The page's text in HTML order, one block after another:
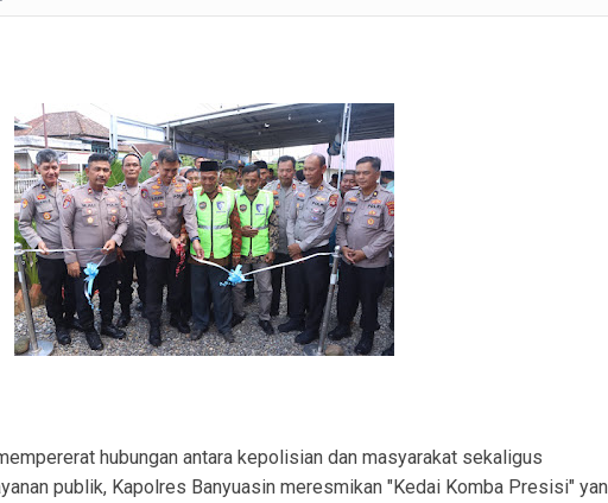
Kasus Curanmor, Pelaku dan Barang Bukti Berhasil Diamankan.
Kecelakaan, Satlantas Polres PALI Gelar Patroli Subuh di Kawasan Masjid Syuhada
Hari, Polsek Penukal Utara Intensifkan Patroli KRYD Sasar Potensi Gangguan Kamtibmas
Ungkap Pencurian Perangkat BTS di Banyuasin II, Tiga Terduga Pelaku Diamankan
Rumah di Dusun III Talang Kampai, Polisi: Tidak Ada Korban Jiwa
hubungan antara kepolisian dan masyarakat sekaligus
publik, Kapolres Banyuasin meresmikan "Kedai Komba Presisi"